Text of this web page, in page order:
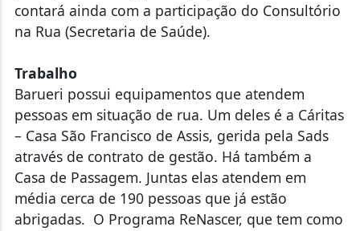
contará ainda com a participação do Consultório
na Rua (Secretaria de Saúde).
Trabalho
Barueri possui equipamentos que atendem
pessoas em situação de rua. Um deles é a Cáritas
– Casa São Francisco de Assis, gerida pela Sads
através de contrato de gestão. Há também a
Casa de Passagem. Juntas elas atendem em
média cerca de 190 pessoas que já estão
abrigadas. O Programa ReNascer, que tem como